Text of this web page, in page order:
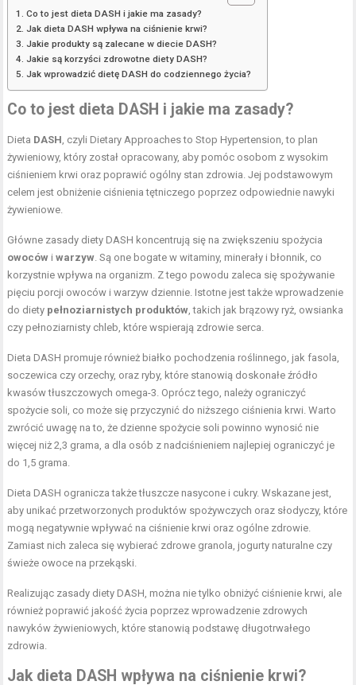
Co to jest dieta DASH i jakie ma zasady?
Jak dieta DASH wpływa na ciśnienie krwi?
Jakie produkty są zalecane w diecie DASH?
Jakie są korzyści zdrowotne diety DASH?
Jak wprowadzić dietę DASH do codziennego życia?
Co to jest dieta DASH i jakie ma zasady?
Dieta DASH, czyli Dietary Approaches to Stop Hypertension, to plan
żywieniowy, który został opracowany, aby pomóc osobom z wysokim
ciśnieniem krwi oraz poprawić ogólny stan zdrowia. Jej podstawowym
celem jest obniżenie ciśnienia tętniczego poprzez odpowiednie nawyki
żywieniowe.
Główne zasady diety DASH koncentrują się na zwiększeniu spożycia
owoców iwarzyw. Są one bogate w witaminy, minerały i błonnik, co
korzystnie wpływa na organizm. Z tego powodu zaleca się spożywanie
pięciu porcji owoców i warzyw dziennie. Istotne jest także wprowadzenie
do diety pełnoziarnistych produktów, takich jak brązowy ryż, owsianka
czy pełnoziarnisty chleb, które wspierają zdrowie serca.
Dieta DASH promuje również białko pochodzenia roślinnego, jak fasola,
soczewica czy orzechy, oraz ryby, które stanowią doskonałe źródło
kwasów tłuszczowych omega-3. Oprócz tego, należy ograniczyć
spożycie soli, co może się przyczynić do niższego ciśnienia krwi. Warto
zwrócić uwagę na to, że dzienne spożycie soli powinno wynosić nie
więcej niż 2,3 grama, a dla osób z nadciśnieniem najlepiej ograniczyć je
do 1,5 grama.
Dieta DASH ogranicza także tłuszcze nasycone i cukry. Wskazane jest,
aby unikać przetworzonych produktów spożywczych oraz słodyczy, które
mogą negatywnie wpływać na ciśnienie krwi oraz ogólne zdrowie.
Zamiast nich zaleca się wybierać zdrowe granola, jogurty naturalne czy
świeże owoce na przekąski.
Realizując zasady diety DASH, można nie tylko obniżyć ciśnienie krwi, ale
również poprawić jakość życia poprzez wprowadzenie zdrowych
nawyków żywieniowych, które stanowią podstawę długotrwałego
zdrowia.
Jak dieta DASH wpływa na ciśnienie krwi?